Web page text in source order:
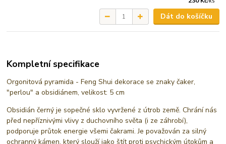
Dát do košíčku
Kompletní specifikace
Orgonitová pyramida - Feng Shui dekorace se znaky čaker,
"perlou" a obsidiánem, velikost: 5 cm
Obsidián černý je sopečné sklo vyvržené z útrob země. Chrání nás
před nepříznivými vlivy z duchovního světa (i ze záhrobí),
podporuje průtok energie všemi čakrami. Je považován za silný
ochranný kámen, který slouží jako štít proti psychickým útokům a